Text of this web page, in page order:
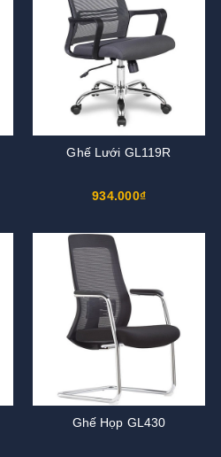
Ghế Lưới GL119R
934.000₫
Ghế Họp GL430